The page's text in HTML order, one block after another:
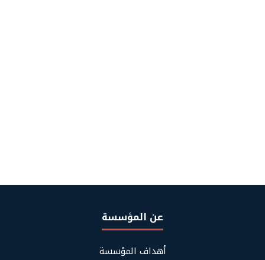
عن المؤسسة
أهداف المؤسسة